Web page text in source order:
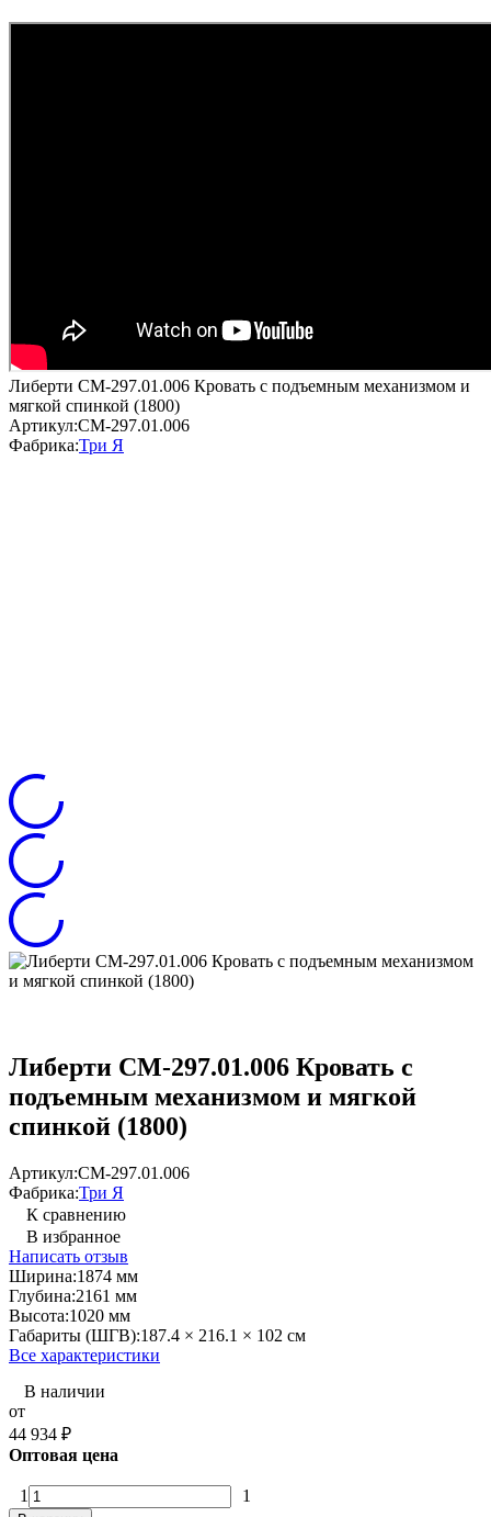
Либерти СМ-297.01.006 Кровать с подъемным механизмом и
мягкой спинкой (1800)
Артикул:СМ-297.01.006
Фабрика:Три Я
Либерти СМ-297.01.006 Кровать с
подъемным механизмом и мягкой
спинкой (1800)
Артикул:СМ-297.01.006
Фабрика:Три Я
К сравнению
В избранное
Написать отзыв
Ширина:1874 мм
Глубина:2161 мм
Высота:1020 мм
Габариты (ШГВ):187.4 × 216.1 × 102 см
Все характеристики
В наличии
от
44 934 ₽
Оптовая цена
1 1